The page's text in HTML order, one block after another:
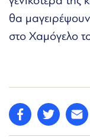
θα
στο Χαμόγελο